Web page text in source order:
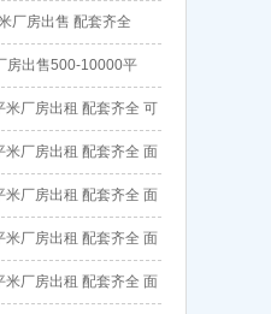
厂房出售 配套齐全
房出售500-10000平
厂房出租 配套齐全 可
厂房出租 配套齐全 面
全厂房出租 配套齐全 面
便厂房出租 配套齐全 面
全厂房出租 配套齐全 面